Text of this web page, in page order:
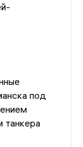
под
танкера